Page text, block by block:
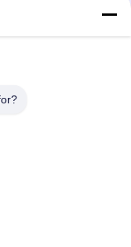
পাইকারি উচ্চ পারফরম্যান্স